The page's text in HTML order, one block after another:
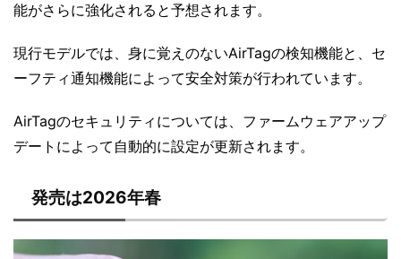
能がさらに強化されると予想されます。
現行モデルでは、身に覚えのないAirTagの検知機能と、セ
ーフティ通知機能によって安全対策が行われています。
AirTagのセキュリティについては、ファームウェアアップ
デートによって自動的に設定が更新されます。
発売は2026年春